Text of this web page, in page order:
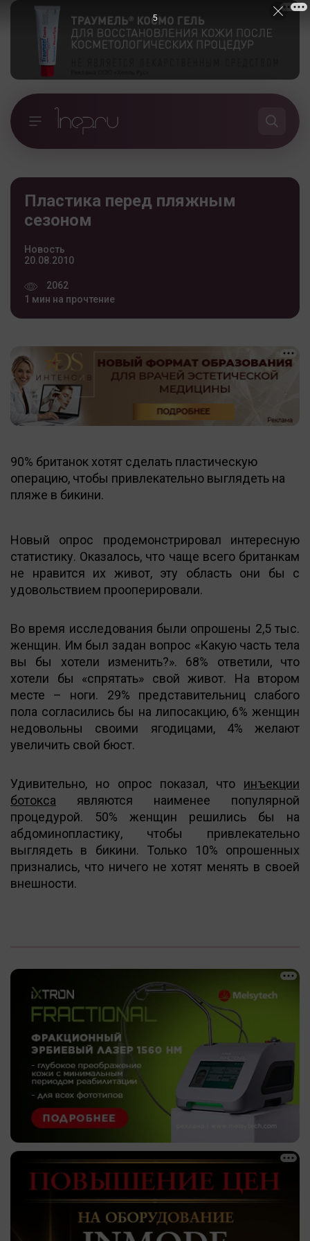
Пластика перед пляжным
сезоном
Новость
20.08.2010
2062
1 мин на прочтение
90% британок хотят сделать пластическую
операцию, чтобы привлекательно выглядеть на
пляже в бикини.
Новый опрос продемонстрировал интересную
статистику. Оказалось, что чаще всего британкам
не нравится их живот, эту область они бы с
удовольствием прооперировали.
Во время исследования были опрошены 2,5 тыс.
женщин. Им был задан вопрос «Какую часть тела
вы бы хотели изменить?». 68% ответили, что
хотели бы «спрятать» свой живот. На втором
месте – ноги. 29% представительниц слабого
пола согласились бы на липосакцию, 6% женщин
недовольны своими ягодицами, 4% желают
увеличить свой бюст.
Удивительно, но опрос показал, что инъекции
ботокса являются наименее популярной
процедурой. 50% женщин решились бы на
абдоминопластику, чтобы привлекательно
выглядеть в бикини. Только 10% опрошенных
признались, что ничего не хотят менять в своей
внешности.
5